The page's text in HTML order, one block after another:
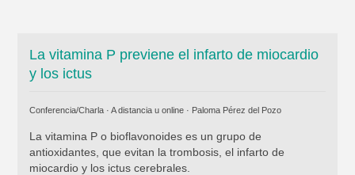
La vitamina P previene el infarto de miocardio
y los ictus
Conferencia/Charla · A distancia u online · Paloma Pérez del Pozo
La vitamina P o bioflavonoides es un grupo de
antioxidantes, que evitan la trombosis, el infarto de
miocardio y los ictus cerebrales.